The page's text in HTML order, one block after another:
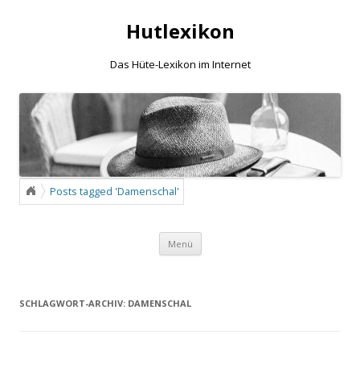
Hutlexikon
Das Hüte-Lexikon im Internet
Posts tagged 'Damenschal'
Menü Zum Inhalt springen
SCHLAGWORT-ARCHIV: DAMENSCHAL